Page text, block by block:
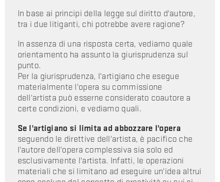
In base ai principi della legge sul diritto d'autore,
tra i due litiganti, chi potrebbe avere ragione?
In assenza di una risposta certa, vediamo quale
orientamento ha assunto la giurisprudenza sul
punto.
Per la giurisprudenza, l'artigiano che esegue
materialmente l'opera su commissione
dell'artista può esserne considerato coautore a
certe condizioni, e vediamo quali.
Se l'artigiano si limita ad abbozzare l'opera
seguendo le direttive dell'artista, è pacifico che
l'autore dell'opera complessiva sia solo ed
esclusivamente l'artista. Infatti, le operazioni
materiali che si limitano ad eseguire un'idea altrui